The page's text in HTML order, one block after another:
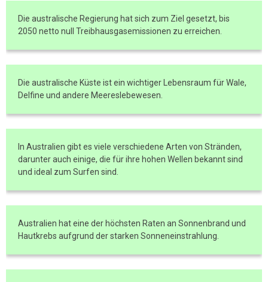
Die australische Regierung hat sich zum Ziel gesetzt, bis
2050 netto null Treibhausgasemissionen zu erreichen.
Die australische Küste ist ein wichtiger Lebensraum für Wale,
Delfine und andere Meereslebewesen.
In Australien gibt es viele verschiedene Arten von Stränden,
darunter auch einige, die für ihre hohen Wellen bekannt sind
und ideal zum Surfen sind.
Australien hat eine der höchsten Raten an Sonnenbrand und
Hautkrebs aufgrund der starken Sonneneinstrahlung.